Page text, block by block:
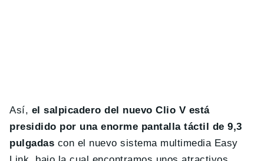
Así, el salpicadero del nuevo Clio V está
presidido por una enorme pantalla táctil de 9,3
pulgadas con el nuevo sistema multimedia Easy